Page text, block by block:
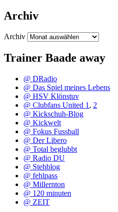
Archiv
Archiv
Trainer Baade away
@ DRadio
@ Das Spiel meines Lebens
@ HSV Klönstuv
@ Clubfans United 1 , 2
@ Kickschuh-Blog
@ Kickwelt
@ Fokus Fussball
@ Der Libero
@ Total beglubbt
@ Radio DU
@ Stehblog
@ fehlpass
@ Millernton
@ 120 minuten
@ ZEIT